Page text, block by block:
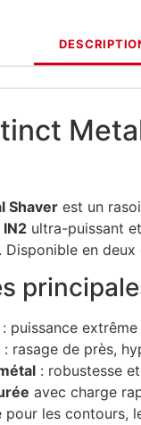
Shaver est un
IN2 ultra-puissant
en deux
: puissance
: rasage de près,
: robustesse
avec charge
pour les contours,